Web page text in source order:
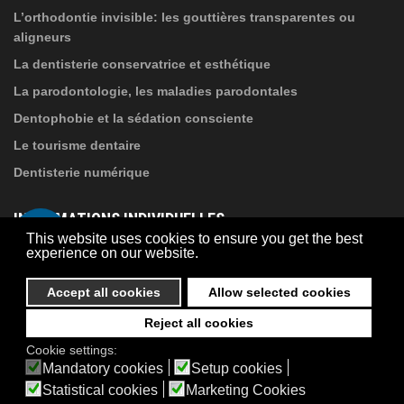
This website uses cookies to ensure you get the best
experience on our website.
Reject all cookies
Allow selected cookies
Accept all cookies
Cookie settings:
Mandatory cookies
Setup cookies
Statistical cookies
Marketing Cookies
L’orthodontie invisible: les gouttières transparentes ou
aligneurs
La dentisterie conservatrice et esthétique
La parodontologie, les maladies parodontales
Dentophobie et la sédation consciente
Le tourisme dentaire
Dentisterie numérique
INFORMATIONS INDIVIDUELLES
À propos de Suba Dental
Politique de confidentialité
© 2026 Suba Dental | Webdesign by
Akadálymentesítési nyilatkozat